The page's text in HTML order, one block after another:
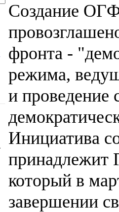
Создание
фронта -
режима,
и проведение
Инициатива
принадлежит
который в
завершении